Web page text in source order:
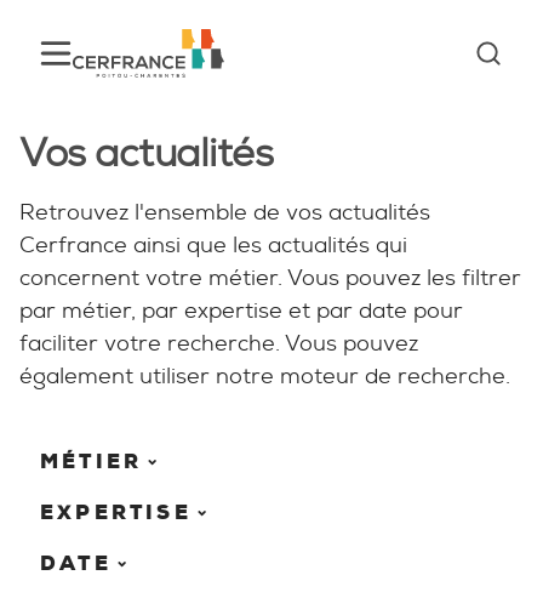
Vos actualités
Retrouvez l'ensemble de vos actualités
Cerfrance ainsi que les actualités qui
concernent votre métier. Vous pouvez les filtrer
par métier, par expertise et par date pour
faciliter votre recherche. Vous pouvez
également utiliser notre moteur de recherche.
MÉTIER
EXPERTISE
DATE